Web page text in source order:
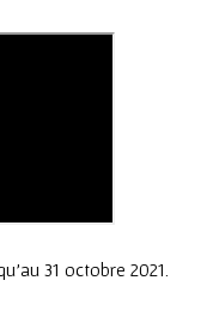
31 octobre 2021.